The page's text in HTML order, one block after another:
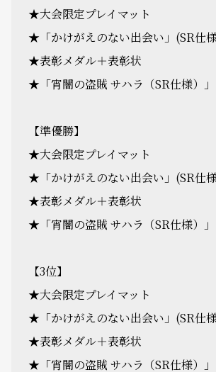
★大会限定プレイマット
★「かけがえのない出会い」(SR仕
★表彰メダル＋表彰状
★「宵闇の盗賊 サハラ（SR仕様）
【準優勝】
★大会限定プレイマット
★「かけがえのない出会い」(SR仕
★表彰メダル＋表彰状
★「宵闇の盗賊 サハラ（SR仕様）
【3位】
★大会限定プレイマット
★「かけがえのない出会い」(SR仕
★表彰メダル＋表彰状
★「宵闇の盗賊 サハラ（SR仕様）